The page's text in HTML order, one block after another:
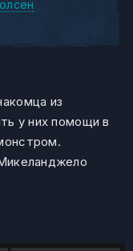
из
у них помощи в